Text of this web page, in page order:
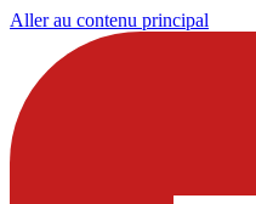
Aller au contenu principal